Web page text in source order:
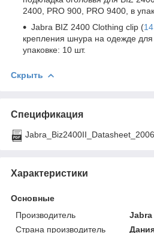
2400, PRO 900, PRO 9400, в
Jabra BIZ 2400 Clothing clip (
крепления шнура на одежде
упаковке: 10 шт.
Скрыть
Спецификация
Характеристики
Основные
Производитель
Jabra
Страна производитель